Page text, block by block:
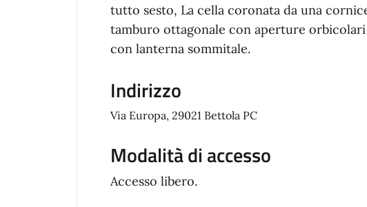
tutto sesto, La cella coronata da una
tamburo ottagonale con aperture
con lanterna sommitale.
Indirizzo
Via Europa, 29021 Bettola PC
Modalità di accesso
Accesso libero.